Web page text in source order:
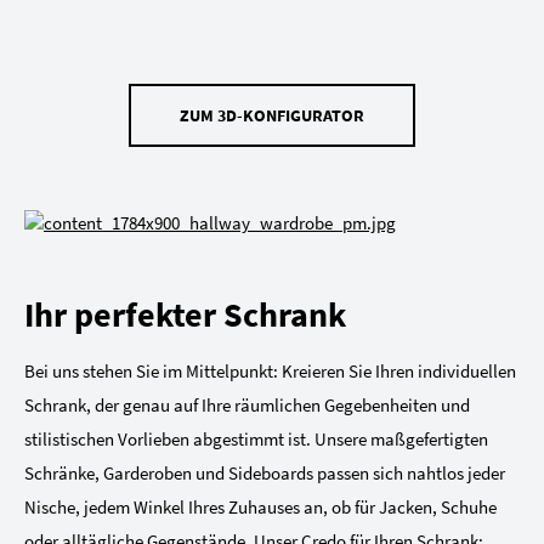
ZUM 3D-KONFIGURATOR
Ihr perfekter Schrank
Bei uns stehen Sie im Mittelpunkt: Kreieren Sie Ihren individuellen
Schrank, der genau auf Ihre räumlichen Gegebenheiten und
stilistischen Vorlieben abgestimmt ist. Unsere maßgefertigten
Schränke, Garderoben und Sideboards passen sich nahtlos jeder
Nische, jedem Winkel Ihres Zuhauses an, ob für Jacken, Schuhe